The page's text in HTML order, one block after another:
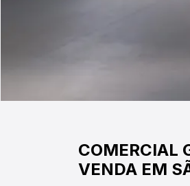
COMERCIAL
VENDA EM